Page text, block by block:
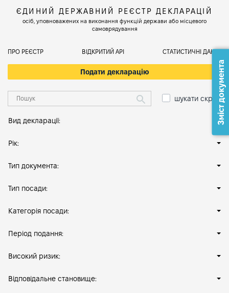
ЄДИНИЙ ДЕРЖАВНИЙ РЕЄСТР ДЕКЛАРАЦІЙ
осіб, уповноважених на виконання функцій держави або місцевого
самоврядування
ПРО РЕЄСТР ВІДКРИТИЙ АРІ СТАТИСТИЧНІ ДАНІ
Подати декларацію
шукати скрізь
Вид декларації:
Рік:
Тип документа:
Тип посади:
Категорія посади:
Період подання:
Високий ризик:
Відповідальне становище:
Зміст документа